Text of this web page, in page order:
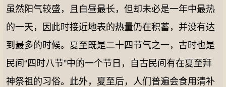
虽然阳气较盛，且白昼最长，但却未必是一年中最热
的一天，因此时接近地表的热量仍在积蓄，并没有达
到最多的时候。夏至既是二十四节气之一，古时也是
民间“四时八节”中的一个节日，自古民间有在夏至拜
神祭祖的习俗。此外，夏至后，人们普遍会食用清补